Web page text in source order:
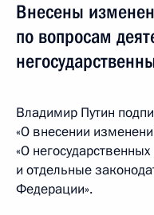
Внесены
по вопросам
Владимир Путин
«О внесении
«О
и отдельные
Федерации».